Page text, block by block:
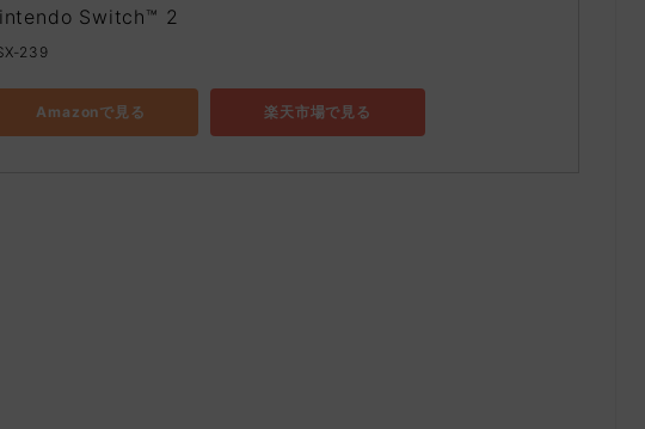
Switch™ 2
239
Amazonで見る 楽天市場で見る